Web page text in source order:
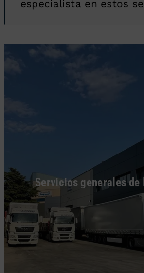
especialista en estos
Servicios generales